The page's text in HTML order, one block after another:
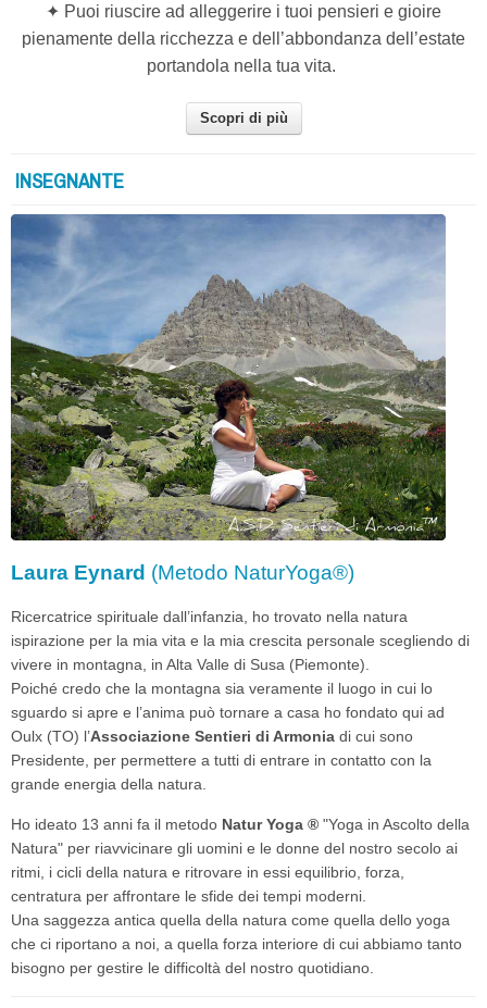
✦ Puoi riuscire ad alleggerire i tuoi pensieri e gioire
pienamente della ricchezza e dell’abbondanza dell’estate
portandola nella tua vita.
Scopri di più
INSEGNANTE
Laura Eynard (Metodo NaturYoga®)
Ricercatrice spirituale dall’infanzia, ho trovato nella natura
ispirazione per la mia vita e la mia crescita personale scegliendo di
vivere in montagna, in Alta Valle di Susa (Piemonte).
Poiché credo che la montagna sia veramente il luogo in cui lo
sguardo si apre e l’anima può tornare a casa ho fondato qui ad
Oulx (TO) l’Associazione Sentieri di Armonia di cui sono
Presidente, per permettere a tutti di entrare in contatto con la
grande energia della natura.
Ho ideato 13 anni fa il metodo Natur Yoga ® "Yoga in Ascolto della
Natura" per riavvicinare gli uomini e le donne del nostro secolo ai
ritmi, i cicli della natura e ritrovare in essi equilibrio, forza,
centratura per affrontare le sfide dei tempi moderni.
Una saggezza antica quella della natura come quella dello yoga
che ci riportano a noi, a quella forza interiore di cui abbiamo tanto
bisogno per gestire le difficoltà del nostro quotidiano.